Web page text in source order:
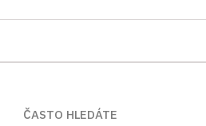
ČASTO HLEDÁTE